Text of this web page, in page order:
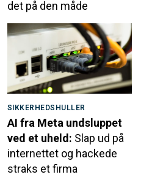
det på den måde
SIKKERHEDSHULLER
AI fra Meta undsluppet
ved et uheld: Slap ud på
internettet og hackede
straks et firma